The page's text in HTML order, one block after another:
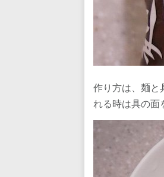
作り方は、麺と
れる時は具の面